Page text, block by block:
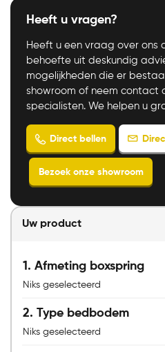
Heeft u vragen?
Heeft u een vraag over ons
behoefte uit deskundig
mogelijkheden die er
showroom of neem contact
specialisten. We helpen u
Uw product
1 Afmeting boxspring
Niks geselecteerd
2 Type bedbodem
Niks geselecteerd